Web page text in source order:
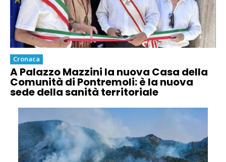
Cronaca
A Palazzo Mazzini la nuova Casa della
Comunità di Pontremoli: è la nuova
sede della sanità territoriale